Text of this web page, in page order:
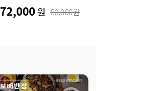
72,000원 80,000원